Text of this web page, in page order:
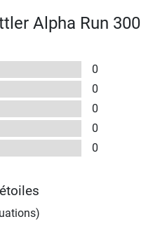
Alpha Run 300
0
0
0
0
0